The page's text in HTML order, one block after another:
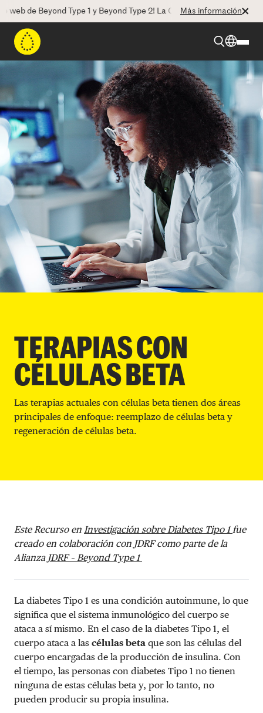
Beyond Type 1 y Beyond Type 2! La CEO Deborah Dugan nos habla
Más información
Beyond Type 2
Recursos
Programas
Quienes somos
DONAR
TERAPIAS CON
CÉLULAS BETA
Las terapias actuales con células beta tienen dos áreas
principales de enfoque: reemplazo de células beta y
regeneración de células beta.
Este Recurso en Investigación sobre Diabetes Tipo 1fue
creado en colaboración con JDRF como parte de la
Alianza JDRF – Beyond Type 1
La diabetes Tipo 1 es una condición autoinmune, lo que
significa que el sistema inmunológico del cuerpo se
ataca a sí mismo. En el caso de la diabetes Tipo 1, el
cuerpo ataca a las células beta que son las células del
cuerpo encargadas de la producción de insulina. Con
el tiempo, las personas con diabetes Tipo 1 no tienen
ninguna de estas células beta y, por lo tanto, no
pueden producir su propia insulina.